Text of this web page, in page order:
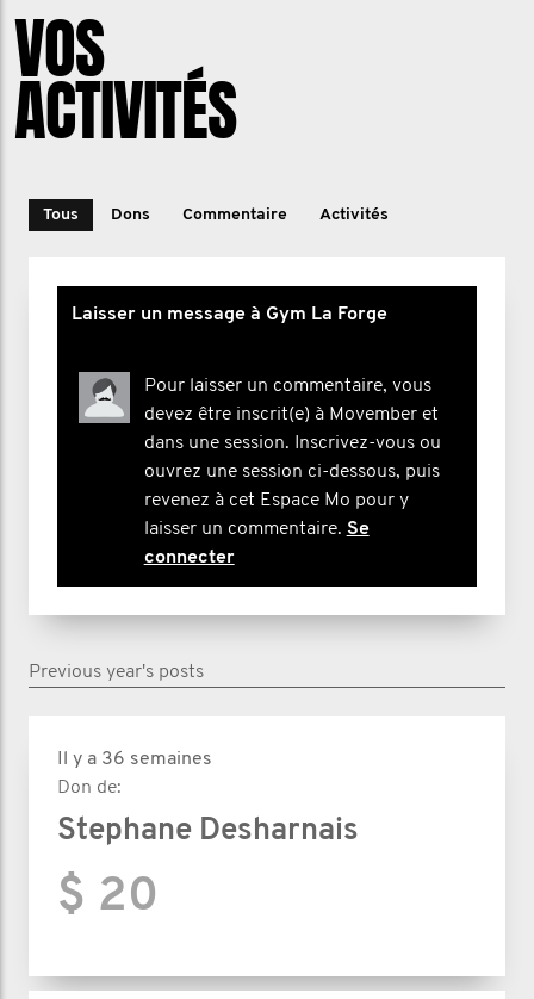
VOS
ACTIVITÉS
Tous Dons Commentaire Activités
Laisser un message à Gym La Forge
Pour laisser un commentaire, vous
devez être inscrit(e) à Movember et
dans une session. Inscrivez-vous ou
ouvrez une session ci-dessous, puis
revenez à cet Espace Mo pour y
laisser un commentaire. Se
connecter
Previous year's posts
Il y a 36 semaines
Don de:
Stephane Desharnais
$ 20